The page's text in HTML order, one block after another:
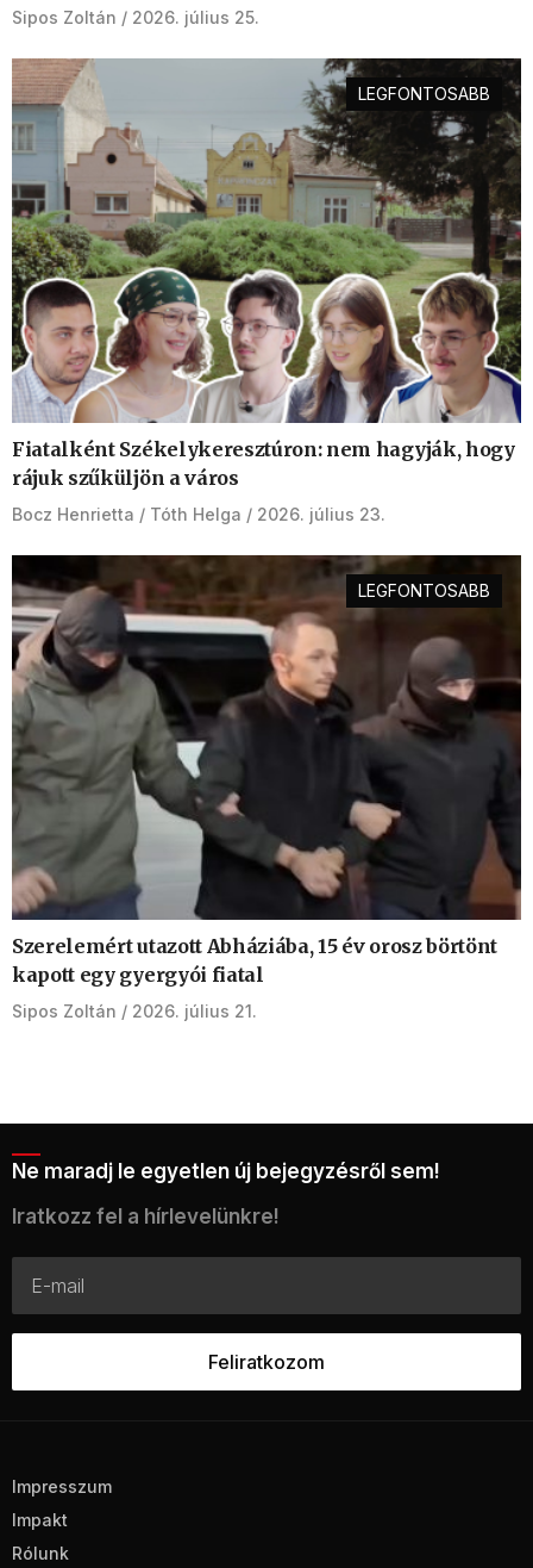
Sipos Zoltán 2026. július 25.
LEGFONTOSABB
Fiatalként Székelykeresztúron: nem hagyják, hogy
rájuk szűküljön a város
Bocz Henrietta Tóth Helga 2026. július 23.
LEGFONTOSABB
Szerelemért utazott Abháziába, 15 év orosz börtönt
kapott egy gyergyói fiatal
Sipos Zoltán 2026. július 21.
Ne maradj le egyetlen új bejegyzésről sem!
Iratkozz fel a hírlevelünkre!
Impresszum
Impakt
Rólunk